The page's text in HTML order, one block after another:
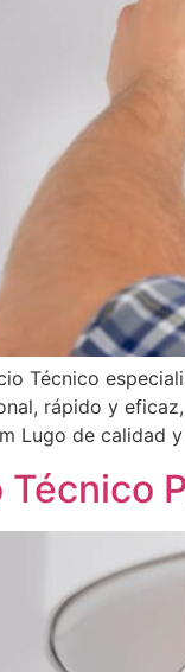
Técnico
rápido y
Lugo de calidad